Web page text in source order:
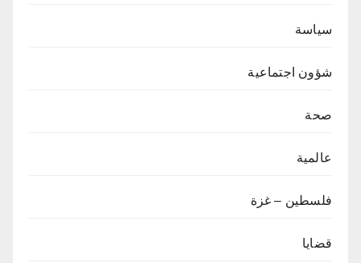
سياسة
شؤون اجتماعية
صحة
عالمية
فلسطين – غزة
قضايا